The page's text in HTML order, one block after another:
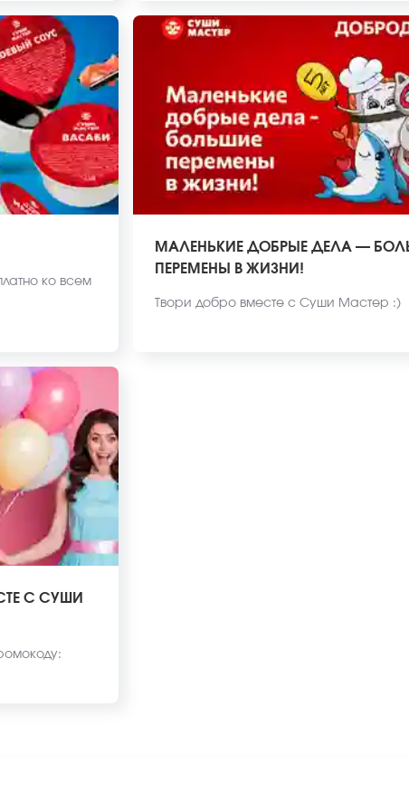
ко всем
МАЛЕНЬКИЕ ДОБРЫЕ ДЕЛА —
ПЕРЕМЕНЫ В ЖИЗНИ!
Твори добро вместе с Суши Мастер :)
С СУШИ